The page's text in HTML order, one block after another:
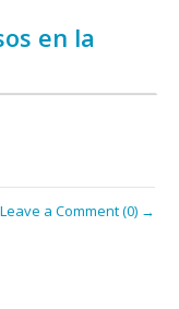
en la
Leave a Comment (0) →